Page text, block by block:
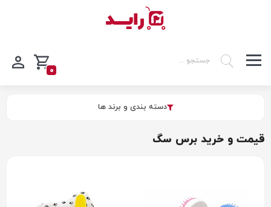
0
دسته بندی و برند ها
قیمت و خرید برس سگ